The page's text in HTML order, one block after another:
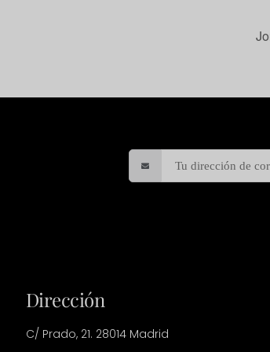
Dirección
C/ Prado, 21. 28014 Madrid